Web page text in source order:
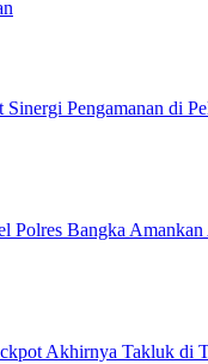
Sinergi Pengamanan di
Polres Bangka
Akhirnya Takluk di